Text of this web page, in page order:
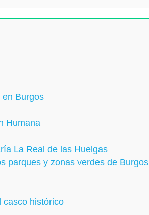
en Burgos
Humana
La Real de las Huelgas
parques y zonas verdes de Burgos
casco histórico